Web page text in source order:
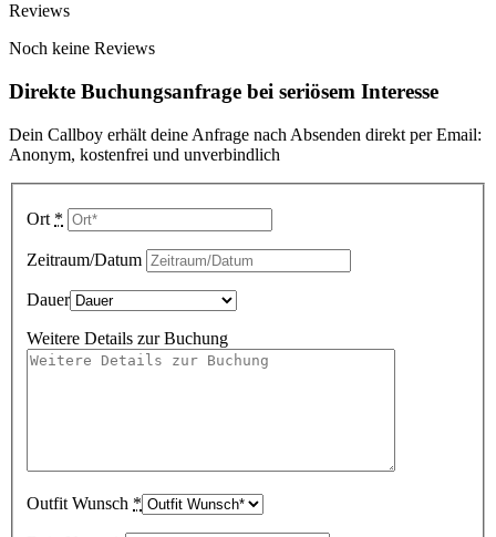
Reviews
Noch keine Reviews
Direkte Buchungsanfrage bei seriösem Interesse
Dein Callboy erhält deine Anfrage nach Absenden direkt per Email:
Anonym, kostenfrei und unverbindlich
Ort *
Zeitraum/Datum
Dauer
Weitere Details zur Buchung
Outfit Wunsch *